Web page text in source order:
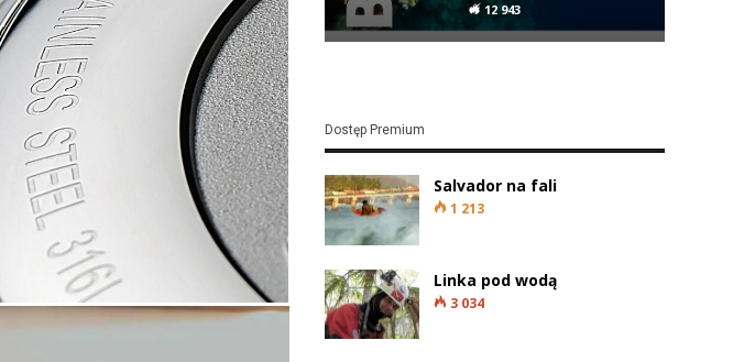
12 943
Dostęp Premium
Salvador na fali
1 213
Linka pod wodą
3 034